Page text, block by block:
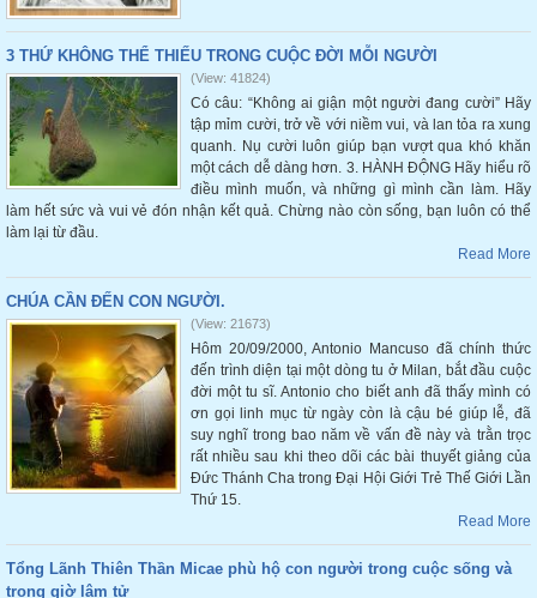
3 THỨ KHÔNG THỂ THIẾU TRONG CUỘC ĐỜI MỖI NGƯỜI
(View: 41824)
Có câu: “Không ai giận một người đang cười” Hãy
tập mỉm cười, trở về với niềm vui, và lan tỏa ra xung
quanh. Nụ cười luôn giúp bạn vượt qua khó khăn
một cách dễ dàng hơn. 3. HÀNH ĐỘNG Hãy hiểu rõ
điều mình muốn, và những gì mình cần làm. Hãy
làm hết sức và vui vẻ đón nhận kết quả. Chừng nào còn sống, bạn luôn có thể
làm lại từ đầu.
Read More
CHÚA CẦN ĐẾN CON NGƯỜI.
(View: 21673)
Hôm 20/09/2000, Antonio Mancuso đã chính thức
đến trình diện tại một dòng tu ở Milan, bắt đầu cuộc
đời một tu sĩ. Antonio cho biết anh đã thấy mình có
ơn gọi linh mục từ ngày còn là cậu bé giúp lễ, đã
suy nghĩ trong bao năm về vấn đề này và trằn trọc
rất nhiều sau khi theo dõi các bài thuyết giảng của
Đức Thánh Cha trong Đại Hội Giới Trẻ Thế Giới Lần
Thứ 15.
Read More
Tổng Lãnh Thiên Thần Micae phù hộ con người trong cuộc sống và
trong giờ lâm tử